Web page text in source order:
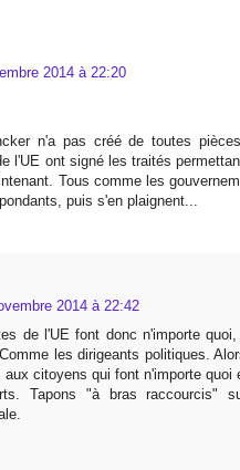
2014 à 22:20
n'a pas créé de toutes
l'UE ont signé les traités
Tous comme les
puis s'en plaignent...
2014 à 22:42
de l'UE font donc n'importe
les dirigeants politiques.
aux citoyens qui font n'importe quoi
Tapons "à bras raccourcis"